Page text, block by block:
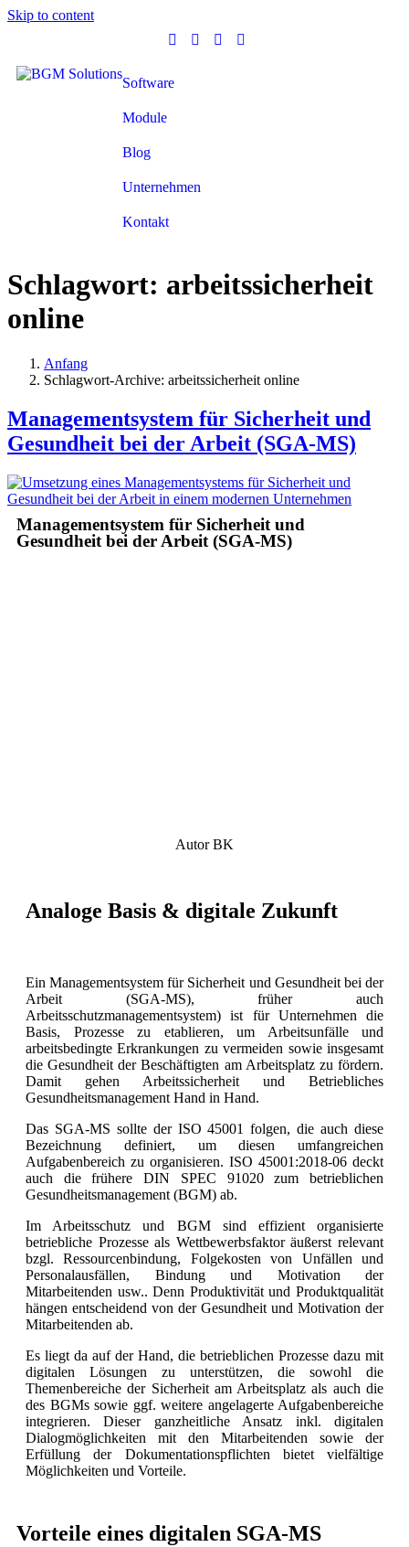
Skip to content
Software
Module
Blog
Unternehmen
Kontakt
Schlagwort: arbeitssicherheit
online
Anfang
Schlagwort-Archive: arbeitssicherheit online
Managementsystem für Sicherheit und
Gesundheit bei der Arbeit (SGA-MS)
Managementsystem für Sicherheit und
Gesundheit bei der Arbeit (SGA-MS)
Autor BK
Analoge Basis & digitale Zukunft
Ein Managementsystem für Sicherheit und Gesundheit bei der
Arbeit (SGA-MS), früher auch
Arbeitsschutzmanagementsystem) ist für Unternehmen die
Basis, Prozesse zu etablieren, um Arbeitsunfälle und
arbeitsbedingte Erkrankungen zu vermeiden sowie insgesamt
die Gesundheit der Beschäftigten am Arbeitsplatz zu fördern.
Damit gehen Arbeitssicherheit und Betriebliches
Gesundheitsmanagement Hand in Hand.
Das SGA-MS sollte der ISO 45001 folgen, die auch diese
Bezeichnung definiert, um diesen umfangreichen
Aufgabenbereich zu organisieren. ISO 45001:2018-06 deckt
auch die frühere DIN SPEC 91020 zum betrieblichen
Gesundheitsmanagement (BGM) ab.
Im Arbeitsschutz und BGM sind effizient organisierte
betriebliche Prozesse als Wettbewerbsfaktor äußerst relevant
bzgl. Ressourcenbindung, Folgekosten von Unfällen und
Personalausfällen, Bindung und Motivation der
Mitarbeitenden usw.. Denn Produktivität und Produktqualität
hängen entscheidend von der Gesundheit und Motivation der
Mitarbeitenden ab.
Es liegt da auf der Hand, die betrieblichen Prozesse dazu mit
digitalen Lösungen zu unterstützen, die sowohl die
Themenbereiche der Sicherheit am Arbeitsplatz als auch die
des BGMs sowie ggf. weitere angelagerte Aufgabenbereiche
integrieren. Dieser ganzheitliche Ansatz inkl. digitalen
Dialogmöglichkeiten mit den Mitarbeitenden sowie der
Erfüllung der Dokumentationspflichten bietet vielfältige
Möglichkeiten und Vorteile.
Vorteile eines digitalen SGA-MS